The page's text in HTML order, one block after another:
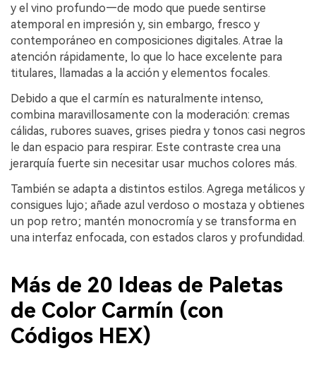
y el vino profundo—de modo que puede sentirse
atemporal en impresión y, sin embargo, fresco y
contemporáneo en composiciones digitales. Atrae la
atención rápidamente, lo que lo hace excelente para
titulares, llamadas a la acción y elementos focales.
Debido a que el carmín es naturalmente intenso,
combina maravillosamente con la moderación: cremas
cálidas, rubores suaves, grises piedra y tonos casi negros
le dan espacio para respirar. Este contraste crea una
jerarquía fuerte sin necesitar usar muchos colores más.
También se adapta a distintos estilos. Agrega metálicos y
consigues lujo; añade azul verdoso o mostaza y obtienes
un pop retro; mantén monocromía y se transforma en
una interfaz enfocada, con estados claros y profundidad.
Más de 20 Ideas de Paletas
de Color Carmín (con
Códigos HEX)